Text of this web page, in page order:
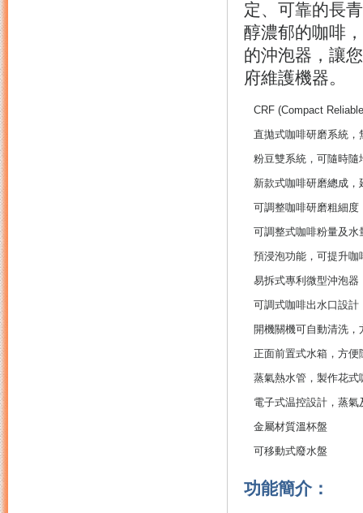
定、可靠的長
醇濃郁的咖啡
的沖泡器，讓
府維護機器。
CRF (Compact
直拋式咖啡研磨系統
粉豆雙系統，可隨時
新款式咖啡研磨總成
可調整咖啡研磨粗細
可調整式咖啡粉量及
預浸泡功能，可提升咖
易拆式專利微型沖泡
可調式咖啡出水口設
開機關機可自動清洗，
正面前置式水箱，方便
蒸氣熱水管，製作花式
電子式温控設計，蒸
金屬材質溫杯盤
可移動式廢水盤
功能簡介：